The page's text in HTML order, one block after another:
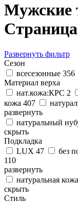
Мужские
Развернуть фильтр
Сезон
всесезонные 356
Материал верха
нат.кожа:КРС 2
кожа 407
развернуть
натуральный
скрыть
Подкладка
LUX 47 без
110
развернуть
натуральная кожа
скрыть
Стиль